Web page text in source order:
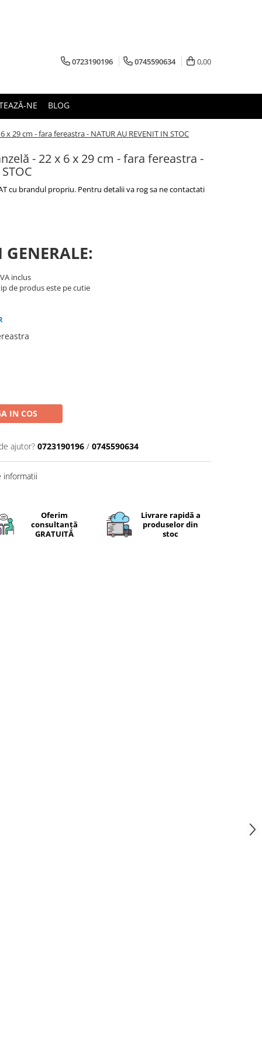
0723190196 0745590634 0,00
NE BLOG
29 cm - fara fereastra - NATUR AU REVENIT IN STOC
- 22 x 6 x 29 cm - fara fereastra -
cu brandul propriu. Pentru detalii va rog sa ne contactati
GENERALE:
inclus
de produs este pe cutie
IN COS
ajutor? 0723190196 / 0745590634
informatii
Oferim
consultanță
GRATUITĂ
Livrare rapidă a
produselor din
stoc